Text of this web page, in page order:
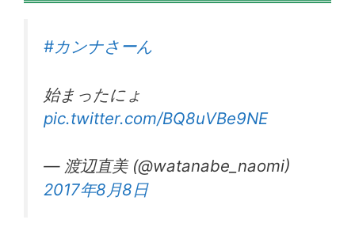
#カンナさーん
始まったにょ
pic.twitter.com/BQ8uVBe9NE
— 渡辺直美 (@watanabe_naomi)
2017年8月8日